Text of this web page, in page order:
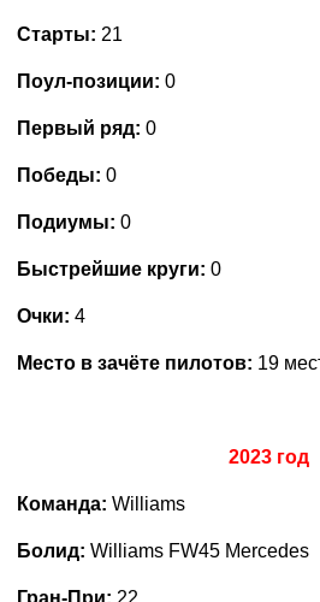
Старты: 21
Поул-позиции: 0
Первый ряд: 0
Победы: 0
Подиумы: 0
Быстрейшие круги: 0
Очки: 4
Место в зачёте пилотов: 19
2023 год
Команда: Williams
Болид: Williams FW45 Mercedes
Гран-При: 22